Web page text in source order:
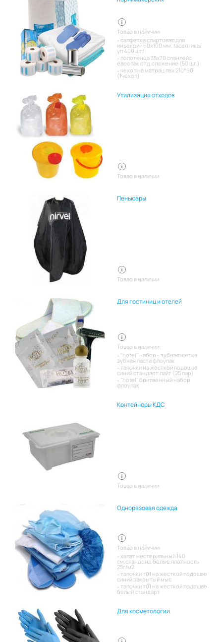
Товар в наличии:
салфетка спиртовая для
инъекций 60х100 мм. /асептика/
уп 400 шт/
полотенца 35х70 спанлейс
европак отд.сложение (50 шт.)
чехол на матрац пвх 210*90
(1чехол)
Утилизация отходов
Товар в наличии
Пеньюары
Товар в наличии
Для гостиниц и отелей
Товар в наличии:
"hotel" набор - зубная щетка,
зубная паста флоупак
тапочки на жесткой подошве
синий стандарт лайт (25 пар)
"hotel" бритвенный набор
флоупак
Контейнеры КДС
Товар в наличии
Одноразовая одежда
Товар в наличии:
халат нестерильный 140
см,спандонд белые плотность
25г/м2
тапочки т01 на жесткой подошве
синий закрытый мыс
тапочки т01 на жесткой подошве
белый стандарт
Для косметологии